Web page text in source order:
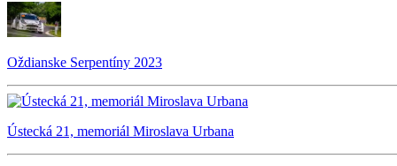
Oždianske Serpentíny 2023
Ústecká 21, memoriál Miroslava Urbana